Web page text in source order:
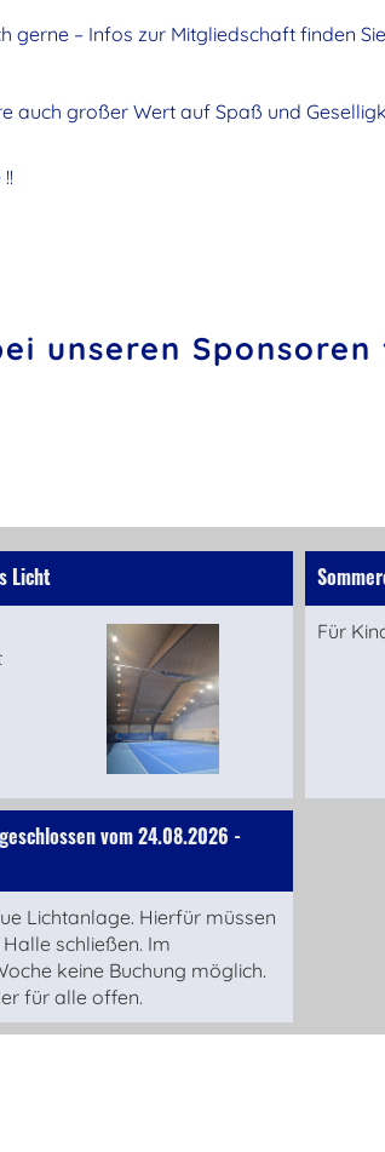
gerne – Infos zur Mitgliedschaft finden Sie
auch großer Wert auf Spaß und
unseren
Licht
Für
vom 24.08.2026 -
Lichtanlage. Hierfür müssen
schließen. Im
keine Buchung möglich.
für alle offen.